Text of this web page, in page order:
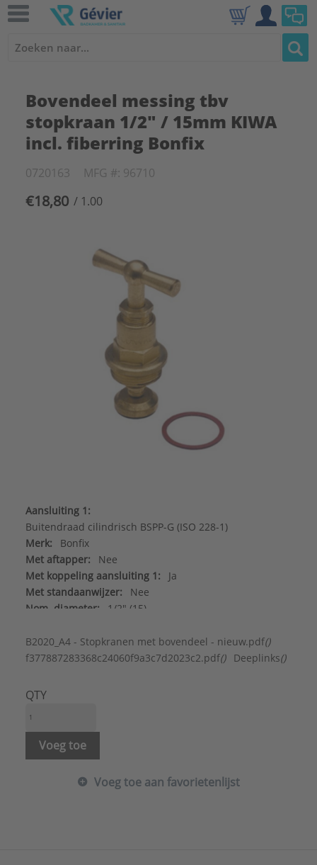
Bovendeel messing tbv
stopkraan 1/2" / 15mm KIWA
incl. fiberring Bonfix
0720163 MFG #: 96710
€18,80 / 1.00
Aansluiting 1:
Buitendraad cilindrisch BSPP-G (ISO 228-1)
Merk:
Bonfix
Met aftapper:
Nee
Met koppeling aansluiting 1:
Ja
Met standaanwijzer:
Nee
Nom. diameter:
1/2" (15)
Type:
Bovendeel met fiberring voor stopkr
Serie:
Stopkranen met bovendeel
B2020_A4 - Stopkranen met bovendeel - nieuw.pdf()
f377887283368c24060f9a3c7d2023c2.pdf() Deeplinks()
QTY
Voeg toe
Voeg toe aan favorietenlijst